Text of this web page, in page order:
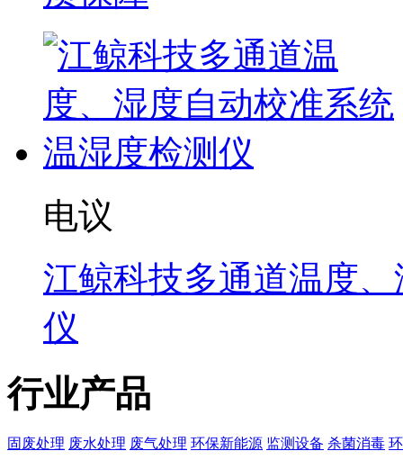
电议
江鲸科技多通道温度
仪
行业产品
固废处理 废水处理 废气处理 环保新能源 监测设备 杀菌消毒